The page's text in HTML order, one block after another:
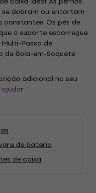
dobram ou entortam
constantes. Os pés de
o suporte escorregue
Passo de
de Bola-em-Soquete
adicional no seu
de bateria
de caixa